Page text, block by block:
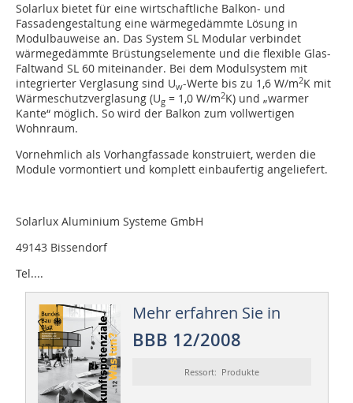
Solarlux bietet für eine wirtschaftliche Balkon- und
Fassadengestaltung eine wärmegedämmte Lösung in
Modulbauweise an. Das System SL Mo­­­­­­­dular verbindet
wärmegedämmte Brüstungselemente und die flexible Glas-
Faltwand SL 60 miteinander. Bei dem Modulsystem mit
integrierter Verglasung sind Uw-Werte bis zu 1,6 W/m2K mit
Wärmeschutzverglasung (Ug = 1,0 W/m2K) und „warmer
Kante“ möglich. So wird der Balkon zum vollwertigen
Wohnraum.
Vornehmlich als Vorhangfassade konstruiert, werden die
Module vormontiert und komplett einbaufertig angeliefert.
Solarlux Aluminium Systeme GmbH
49143 Bissendorf
Tel....
Mehr erfahren Sie in
BBB 12/2008
Ressort: Produkte